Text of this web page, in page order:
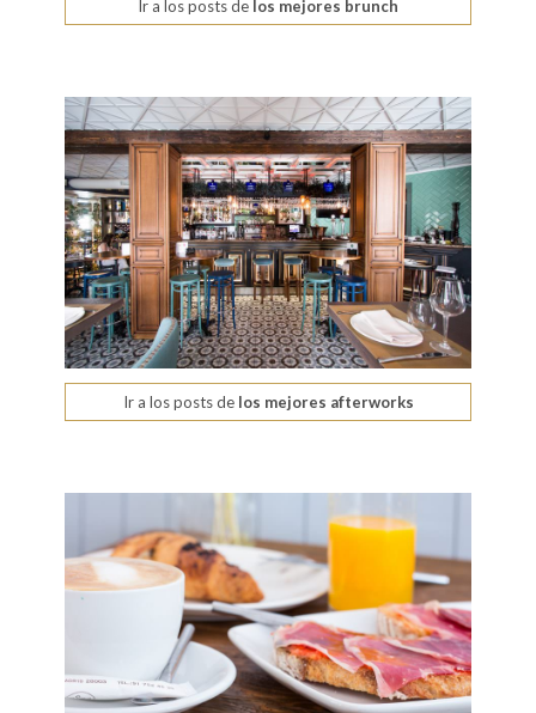
Ir a los posts de los mejores brunch
Ir a los posts delos mejores afterworks